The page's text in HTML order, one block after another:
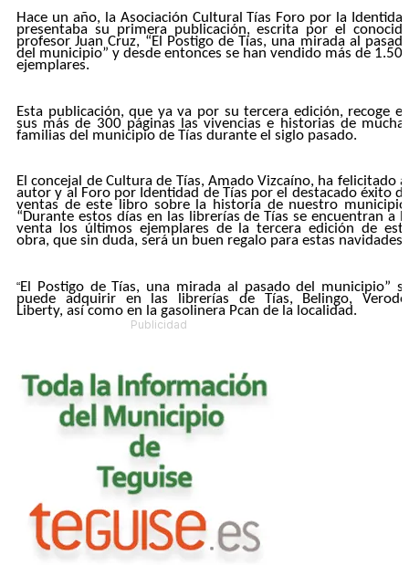
Hace un año, la Asociación Cultural Tías Foro por la
presentaba su primera publicación, escrita por el
profesor Juan Cruz, “El Postigo de Tías, una mirada al
del municipio” y desde entonces se han vendido más de
ejemplares.
Esta publicación, que ya va por su tercera edición, recoge
sus más de 300 páginas las vivencias e historias de
familias del municipio de Tías durante el siglo pasado.
El concejal de Cultura de Tías, Amado Vizcaíno, ha felicitado
autor y al Foro por Identidad de Tías por el destacado éxito
ventas de este libro sobre la historia de nuestro
“Durante estos días en las librerías de Tíasse encuentran a
venta los últimos ejemplares de la tercera edición de
obra, que sin duda, será un buen regalo para estas
“El Postigo de Tías, una mirada al pasado del municipio”
puede adquirir en las librerías de Tías, Belingo,
Liberty, así como en la gasolinera Pcan de la localidad.
Publicidad